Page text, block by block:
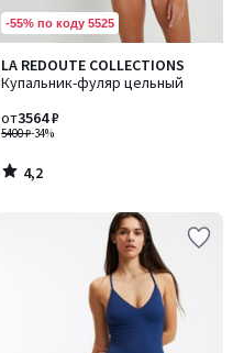
-55% по коду 5525
LA REDOUTE COLLECTIONS
Купальник-фуляр цельный
5400 ₽-34%
от3564 ₽
4,2
/ 5
4,2
/